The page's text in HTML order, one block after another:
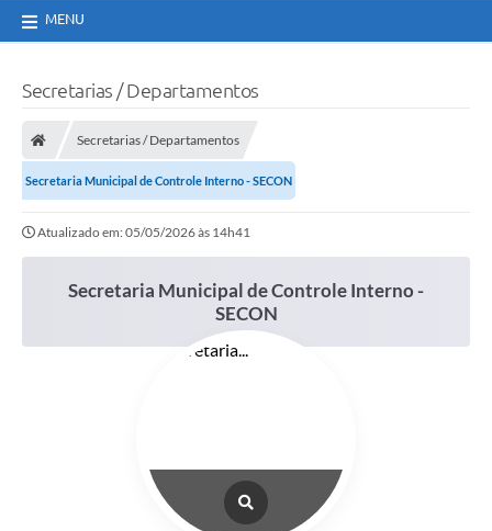
MENU
Secretarias / Departamentos
Secretarias / Departamentos
Secretaria Municipal de Controle Interno - SECON
Atualizado em: 05/05/2026 às 14h41
Secretaria Municipal de Controle Interno -
SECON